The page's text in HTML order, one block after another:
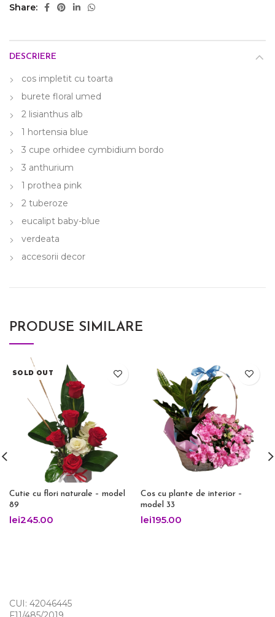
Share
DESCRIERE
cos impletit cu toarta
burete floral umed
2 lisianthus alb
1 hortensia blue
3 cupe orhidee cymbidium bordo
3 anthurium
1 prothea pink
2 tuberoze
eucalipt baby-blue
verdeata
accesorii decor
PRODUSE SIMILARE
SOLD OUT
Cutie cu flori naturale – model
89
lei245.00
Cos cu plante de interior –
model 33
lei195.00
CUI: 42046445